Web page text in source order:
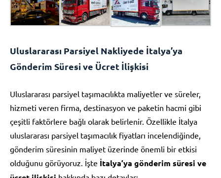
Uluslararası Parsiyel Nakliyede İtalya’ya
Gönderim Süresi ve Ücret İlişkisi
Uluslararası parsiyel taşımacılıkta maliyetler ve süreler,
hizmeti veren firma, destinasyon ve paketin hacmi gibi
çeşitli faktörlere bağlı olarak belirlenir. Özellikle İtalya
uluslararası parsiyel taşımacılık fiyatları incelendiğinde,
gönderim süresinin maliyet üzerinde önemli bir etkisi
olduğunu görüyoruz. İşte İtalya’ya gönderim süresi ve